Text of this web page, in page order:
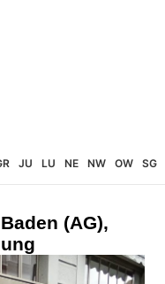
JU LU NE NW OW SG
(AG),